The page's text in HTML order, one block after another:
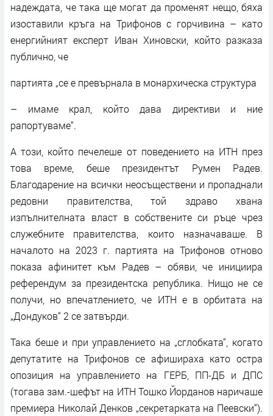
надеждата, че така ще могат да променят нещо, бяха
изоставили кръга на Трифонов с горчивина – като
енергийният експерт Иван Хиновски, който разказа
публично, че
партията „се е превърнала в монархическа структура
– имаме крал, който дава директиви и ние
рапортуваме“.
А този, който печелеше от поведението на ИТН през
това време, беше президентът Румен Радев.
Благодарение на всички неосъществени и пропаднали
редовни правителства, той здраво хвана
изпълнителната власт в собствените си ръце чрез
служебните правителства, които назначаваше. В
началото на 2023 г. партията на Трифонов отново
показа афинитет към Радев – обяви, че инициира
референдум за президентска република. Нищо не се
получи, но впечатлението, че ИТН е в орбитата на
„Дондуков“ 2 се затвърди.
Така беше и при управлението на „сглобката“, когато
депутатите на Трифонов се афишираха като остра
опозиция на управлението на ГЕРБ, ПП-ДБ и ДПС
(тогава зам.-шефът на ИТН Тошко Йорданов наричаше
премиера Николай Денков „секретарката на Пеевски“).